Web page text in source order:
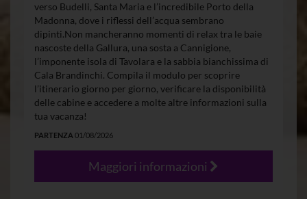
verso Budelli, Santa Maria e l’incredibile Porto della
Madonna, dove i riflessi dell’acqua sembrano
dipinti.Non mancheranno momenti di relax tra le baie
nascoste della Gallura, una sosta a Cannigione,
l’imponente isola di Tavolara e la sabbia bianchissima di
Cala Brandinchi. Compila il modulo per scoprire
l’itinerario giorno per giorno, verificare la disponibilità
delle cabine e accedere a molte altre informazioni sulla
tua vacanza!
PARTENZA 01/08/2026
Maggiori informazioni